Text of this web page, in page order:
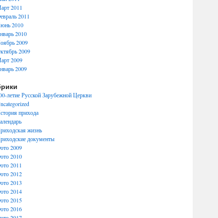
2011
2011
2010
2010
2009
2009
2009
2009
летие Русской Зарубежной Церкви
прихода
жизнь
документы
2009
2010
2011
2012
2013
2014
2015
2016